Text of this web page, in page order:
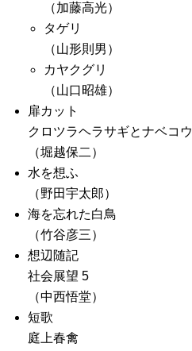
（加藤高光）
タゲリ
（山形則男）
カヤクグリ
（山口昭雄）
扉カット
クロツラヘラサギとナベコウ
（堀越保二）
水を想ふ
（野田宇太郎）
海を忘れた白鳥
（竹谷彦三）
想辺随記
社会展望 5
（中西悟堂）
短歌
庭上春禽